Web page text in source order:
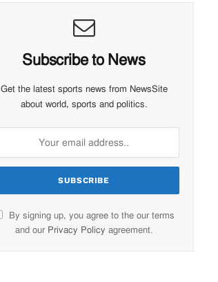
Subscribe to News
Get the latest sports news from NewsSite
about world, sports and politics.
By signing up, you agree to the our terms
and our Privacy Policy agreement.